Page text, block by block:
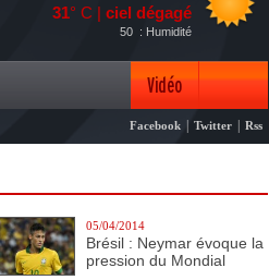
31° C | ciel dégagé
: Humidité
50
Vidéo
Photo
Facebook Twitter Rss
05/04/2014
Brésil : Neymar évoque la
pression du Mondial